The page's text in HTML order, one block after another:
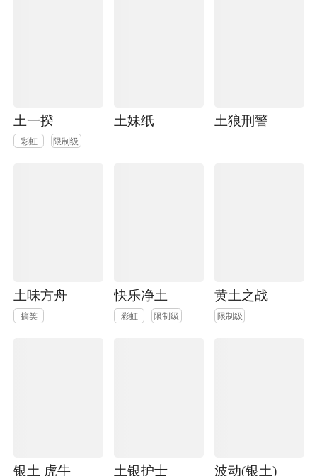
土一揆
彩虹 限制级
土妹纸 土狼刑警
土味方舟
搞笑
快乐净土
彩虹 限制级
黄土之战
限制级
银土 虎牛 土银护士 波动(银土)